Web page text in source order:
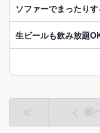
ソファーでまったり
生ビールも飲み放題
前